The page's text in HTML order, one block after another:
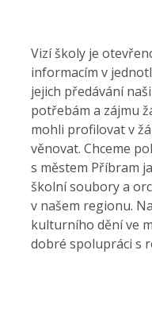
Vizí školy je
informacím v
jejich předávání
potřebám a zájmu
mohli profilovat v
věnovat. Chceme
s městem Příbram
školní soubory a
v našem regionu.
kulturního dění ve
dobré spolupráci s